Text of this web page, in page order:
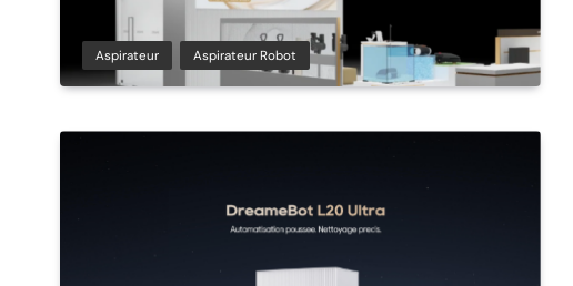
Aspirateur Aspirateur Robot